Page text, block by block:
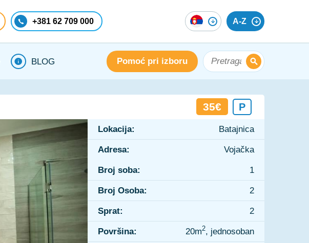
+381 62 709 000 A-Z
BLOG Pomoć pri izboru
35€ P
Lokacija: Batajnica
Adresa: Vojačka
Broj soba: 1
Broj Osoba: 2
Sprat: 2
Površina: 20m2, jednosoban